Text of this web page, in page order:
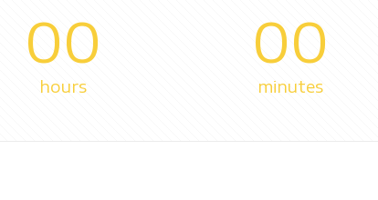
00
hours
00
minutes